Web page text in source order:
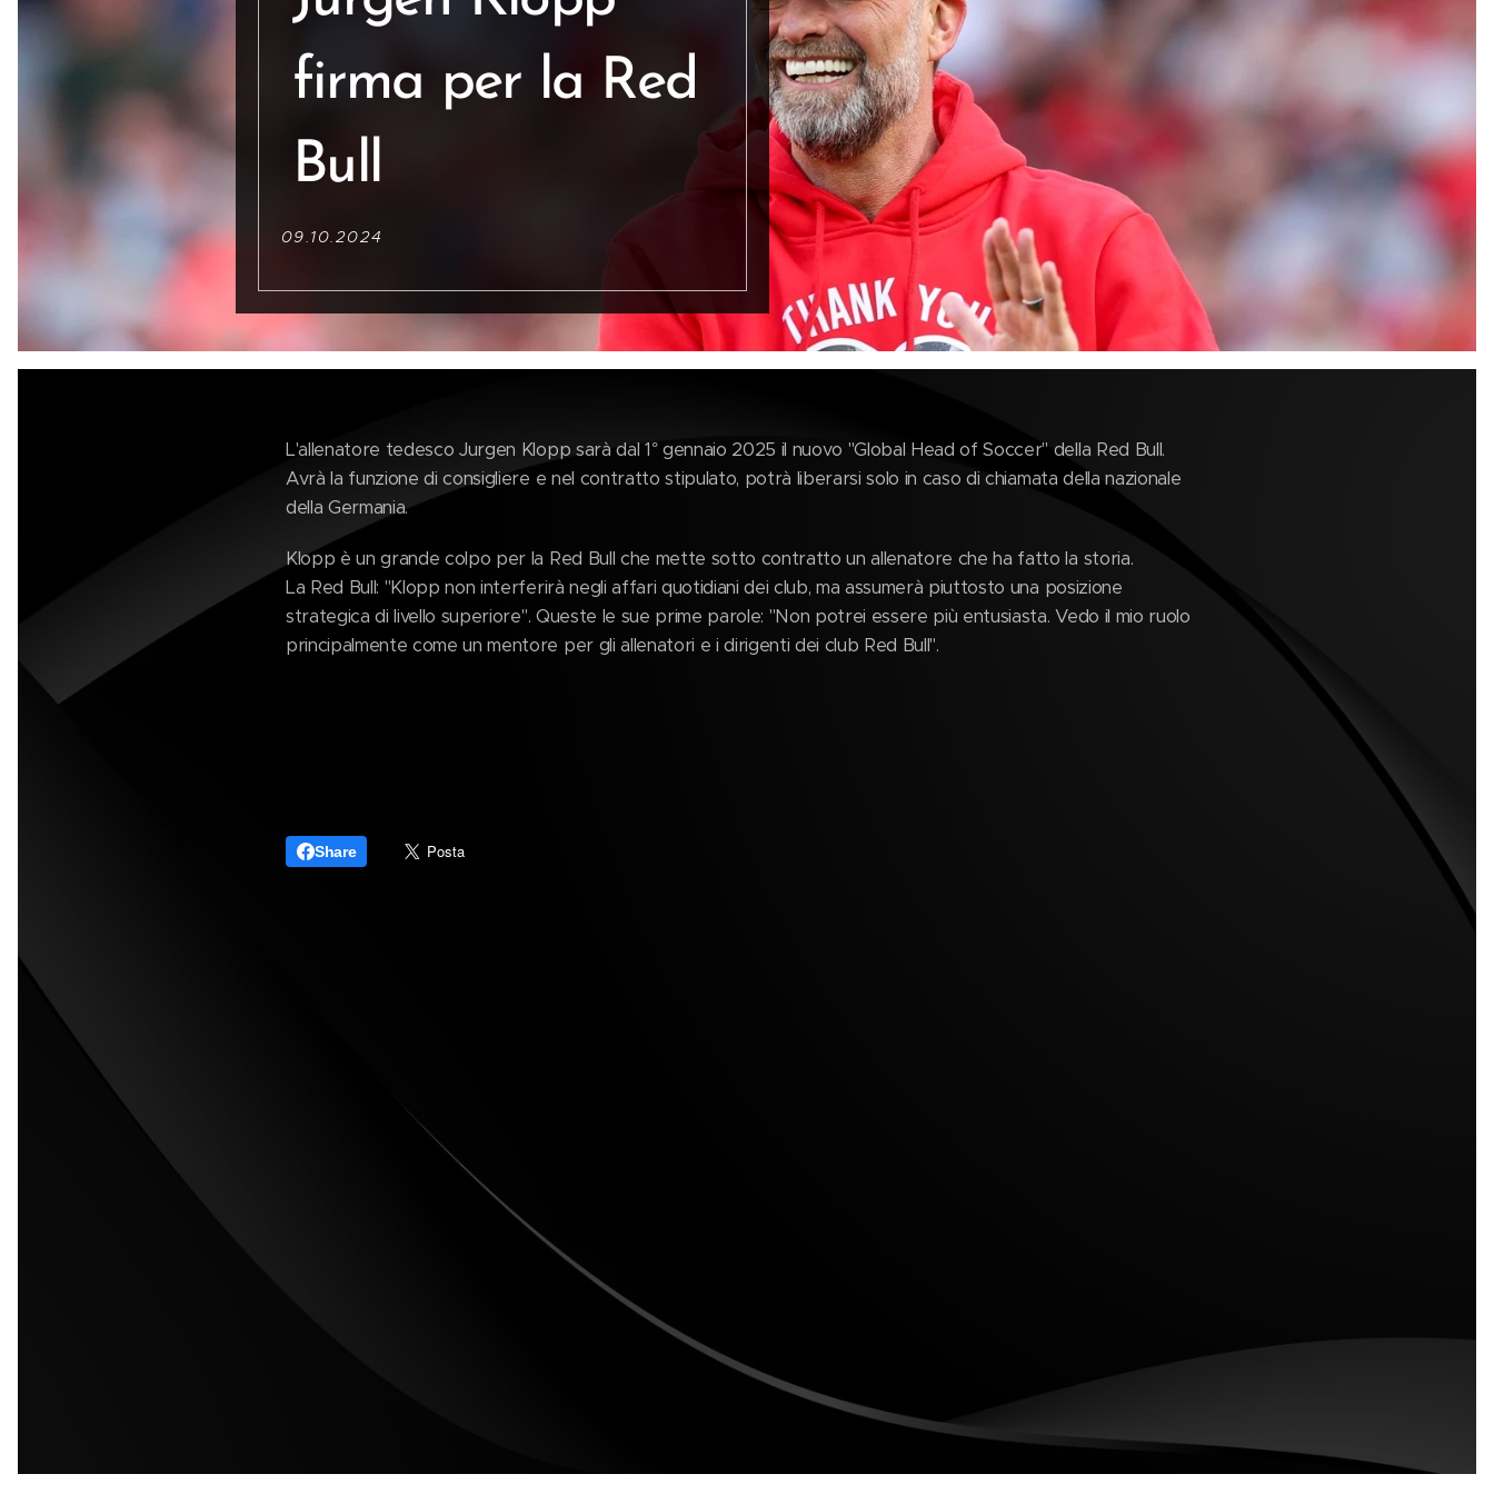
firma per la Red
Bull
09.10.2024
L'allenatore tedesco Jurgen Klopp sarà dal 1° gennaio 2025 il nuovo "Global Head of Soccer" della Red Bull.
Avrà la funzione di consigliere e nel contratto stipulato, potrà liberarsi solo in caso di chiamata della nazionale
della Germania.
Klopp è un grande colpo per la Red Bull che mette sotto contratto un allenatore che ha fatto la storia.
La Red Bull: "Klopp non interferirà negli affari quotidiani dei club, ma assumerà piuttosto una posizione
strategica di livello superiore". Queste le sue prime parole: "Non potrei essere più entusiasta. Vedo il mio ruolo
principalmente come un mentore per gli allenatori e i dirigenti dei club Red Bull".
Share